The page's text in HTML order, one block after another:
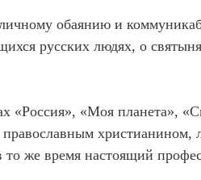
обаянию и
русских людях, о
«Россия», «Моя планета»,
же время настоящий